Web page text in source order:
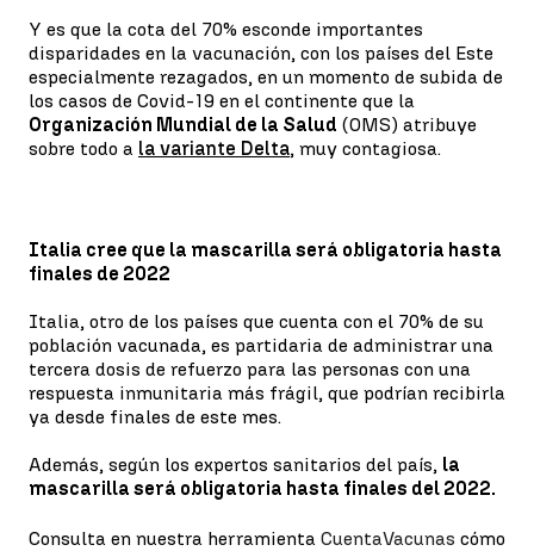
Y es que la cota del 70% esconde importantes
disparidades en la vacunación, con los países del Este
especialmente rezagados, en un momento de subida de
los casos de Covid-19 en el continente que la
Organización Mundial de la Salud (OMS) atribuye
sobre todo a la variante Delta, muy contagiosa.
Italia cree que la mascarilla será obligatoria hasta
finales de 2022
Italia, otro de los países que cuenta con el 70% de su
población vacunada, es partidaria de administrar una
tercera dosis de refuerzo para las personas con una
respuesta inmunitaria más frágil, que podrían recibirla
ya desde finales de este mes.
Además, según los expertos sanitarios del país, la
mascarilla será obligatoria hasta finales del 2022.
Consulta en nuestra herramienta CuentaVacunas cómo